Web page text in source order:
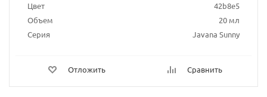
Цвет
42b8e5
Объем
20 мл
Серия
Javana Sunny
Отложить Сравнить